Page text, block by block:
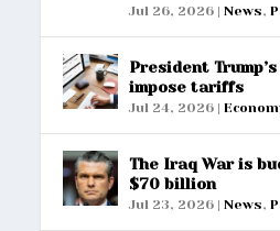
Jul 26, 2026 |News,
President
impose tariffs
Jul 24, 2026 |
The Iraq War is
$70 billion
Jul 23, 2026 |News,